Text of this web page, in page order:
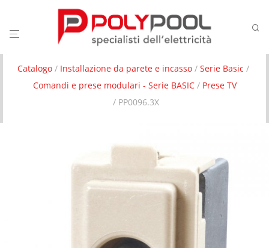
Catalogo / Installazione da parete e incasso / Serie Basic /
Comandi e prese modulari - Serie BASIC/ Prese TV
/ PP0096.3X